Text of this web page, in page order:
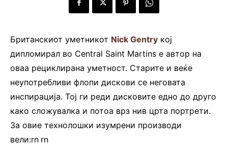
Британскиот уметникот Nick Gentry кој
дипломирал во Central Saint Martins е автор на
оваа рециклирана уметност. Старите и веќе
неупотребливи флопи дискови се неговата
инспирација. Тој ги реди дисковите едно до друго
како сложувалка и потоа врз нив црта портрети.
За овие технолошки изумрени производи
вели:rn rn